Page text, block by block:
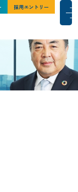
採用エントリー
シップ 採用エントリー